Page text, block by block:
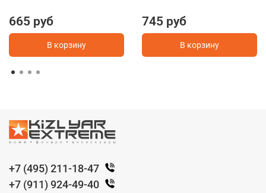
665 руб
В корзину
745 руб
В корзину
+7 (495) 211-18-47
+7 (911) 924-49-40